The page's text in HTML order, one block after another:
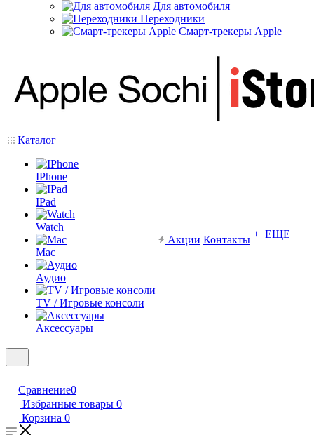
Для автомобиля
Переходники
Смарт-трекеры Apple
Каталог
IPhone
IPad
Watch
Mac
Аудио
TV / Игровые консоли
Аксессуары
Акции Контакты + ЕЩЕ
Сравнение0
Избранные товары 0
Корзина 0